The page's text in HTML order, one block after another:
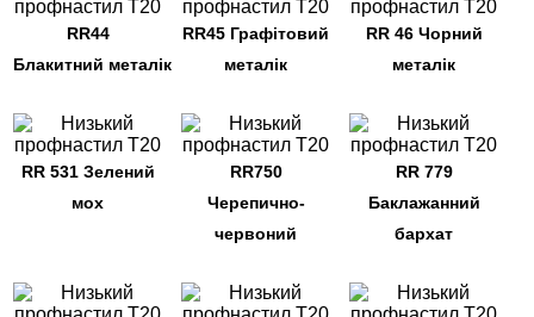
RR44
Блакитний металік
RR45 Графітовий
металік
RR 46 Чорний
металік
RR 531 Зелений
мох
RR750
Черепично-
червоний
RR 779
Баклажанний
бархат